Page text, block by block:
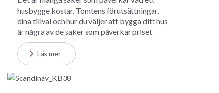
husbygge kostar. Tomtens förutsättningar,
dina tillval och hur du väljer att bygga ditt hus
är några av de saker som påverkar priset.
Läs mer